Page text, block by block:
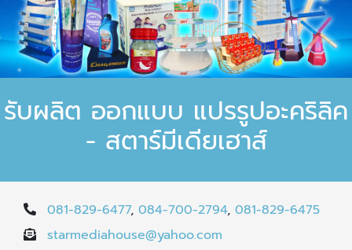
รับผลิต ออกแบบ แปรรูปอะคริลิค
- สตาร์มีเดียเฮาส์
081-829-6477, 084-700-2794, 081-829-6475
starmediahouse@yahoo.com